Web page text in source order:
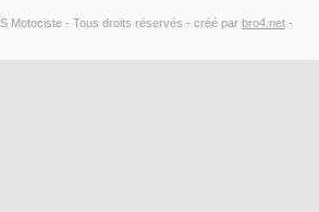
Motociste - Tous droits réservés - créé par bro4.net -